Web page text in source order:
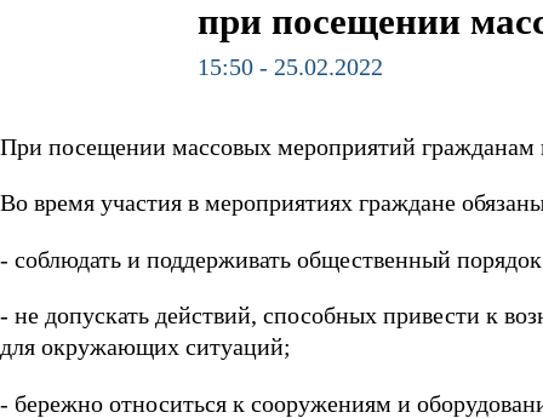
при посещении
15:50 - 25.02.2022
При посещении массовых мероприятий гражданам
Во время участия в мероприятиях граждане
- соблюдать и поддерживать общественный
- не допускать действий, способных привести к
для окружающих ситуаций;
- бережно относиться к сооружениям и